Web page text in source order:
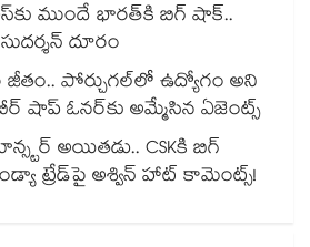
ముందే భారత్⁬కి బిగ్ షాక్..
దూరం
జీతం.. పోర్చుగల్⁭లో ఉద్యోగం అని
షాప్ ఓనర్⁭కు అమ్మేసిన ఏజెంట్స్
అయితడు.. CSKకి బిగ్
ట్రేడ్‌పై అశ్విన్ హాట్ కామెంట్స్!